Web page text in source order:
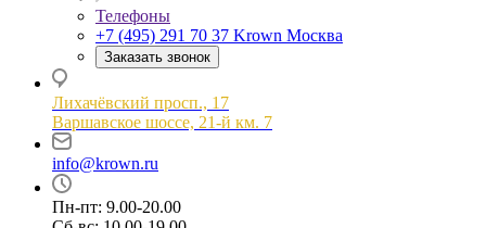
Телефоны
+7 (495) 291 70 37 Krown Москва
Заказать звонок
Лихачёвский просп., 17
Варшавское шоссе, 21-й км. 7
info@krown.ru
Пн-пт: 9.00-20.00